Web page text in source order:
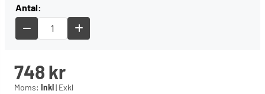
Antal:
748 kr
Moms: Inkl| Exkl